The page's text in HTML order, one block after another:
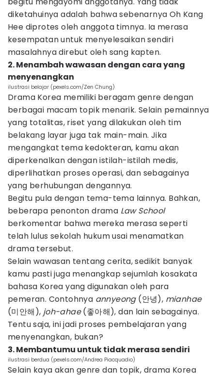
diketahuinya adalah bahwa sebenarnya Oh Kang
Hee diprotes oleh anggota timnya. Ia merasa
kesempatan untuk menyelesaikan sendiri
masalahnya direbut oleh sang kapten.
2. Menambah wawasan dengan cara yang
menyenangkan
ilustrasi belajar (pexels.com/Zen Chung)
Drama Korea memiliki beragam genre dengan
berbagai macam topik menarik. Selain pemainnya
yang totalitas, riset yang dilakukan oleh tim
belakang layar juga tak main-main. Jika
mengangkat tema kedokteran, kamu akan
diperkenalkan dengan istilah-istilah medis,
diperlihatkan proses operasi, dan sebagainya
yang berhubungan dengannya.
Begitu pula dengan tema-tema lainnya. Bahkan,
beberapa penonton drama Law School
berkomentar bahwa mereka merasa seperti
telah lulus sekolah hukum usai menamatkan
drama tersebut.
Selain wawasan tentang cerita, sedikit banyak
kamu pasti juga menangkap sejumlah kosakata
bahasa Korea yang digunakan oleh para
pemeran. Contohnya annyeong(안녕), mianhae
(미안해), joh-ahae(좋아해), dan lain sebagainya.
Tentu saja, ini jadi proses pembelajaran yang
menyenangkan, bukan?
3. Membantumu untuk tidak merasa sendiri
ilustrasi berdua (pexels.com/Andrea Piacquadio)
Selain kaya akan genre dan topik, drama Korea